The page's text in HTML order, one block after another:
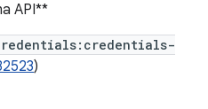
API**
)